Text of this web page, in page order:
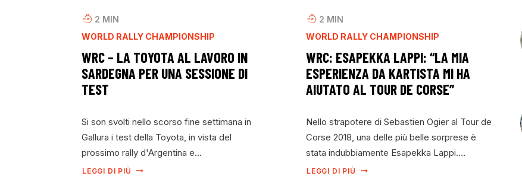
2 MIN
WORLD RALLY CHAMPIONSHIP
WRC – LA TOYOTA AL LAVORO IN
SARDEGNA PER UNA SESSIONE DI
TEST
Si son svolti nello scorso fine settimana in
Gallura i test della Toyota, in vista del
prossimo rally d'Argentina e…
LEGGI DI PIÙ
2 MIN
WORLD RALLY CHAMPIONSHIP
WRC: ESAPEKKA LAPPI: “LA MIA
ESPERIENZA DA KARTISTA MI HA
AIUTATO AL TOUR DE CORSE”
Nello strapotere di Sebastien Ogier al Tour de
Corse 2018, una delle più belle sorprese è
stata indubbiamente Esapekka Lappi.…
LEGGI DI PIÙ